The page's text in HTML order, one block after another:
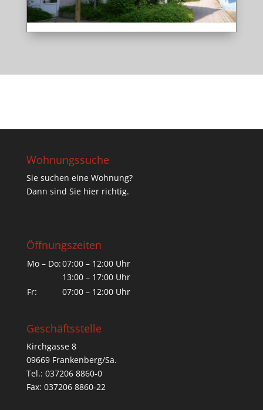
Wohnungssuche
Sie suchen eine Wohnung?
Dann sind Sie hier richtig.
Öffnungszeiten
Mo – Do:07:00 – 12:00 Uhr
13:00 – 17:00 Uhr
Fr:
07:00 – 12:00 Uhr
Geschäftsstelle
Kirchgasse 8
09669 Frankenberg/Sa.
Tel.: 037206 8860-0
Fax: 037206 8860-22